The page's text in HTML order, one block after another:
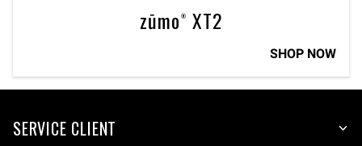
zūmo® XT2
SHOP NOW
SERVICE CLIENT